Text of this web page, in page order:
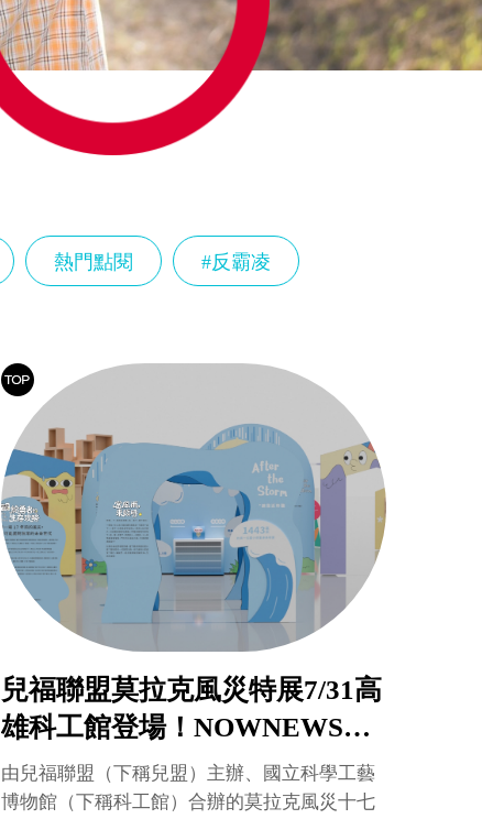
熱門點閱 #反霸凌
兒福聯盟莫拉克風災特展7/31高
雄科工館登場！NOWNEWS敘
事專頁搶先推出，展現跨越時空
的陪伴與重生
由兒福聯盟（下稱兒盟）主辦、國立科學工藝
博物館（下稱科工館）合辦的莫拉克風災十七